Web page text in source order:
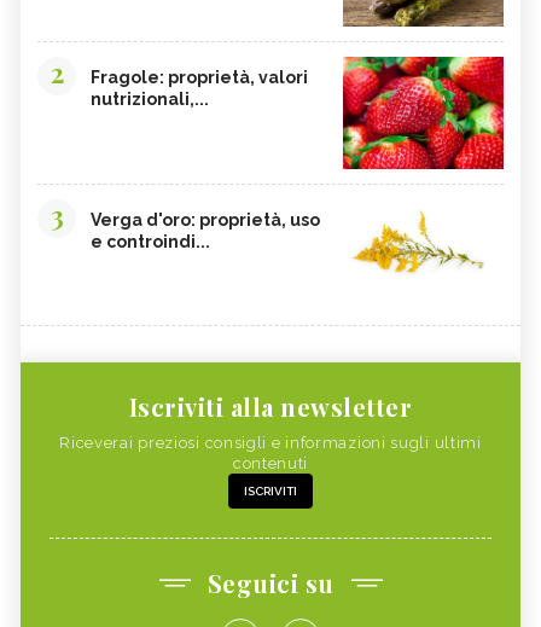
2
Fragole: proprietà, valori
nutrizionali,...
3
Verga d'oro: proprietà, uso
e controindi...
Iscriviti alla newsletter
Riceverai preziosi consigli e informazioni sugli ultimi
contenuti
ISCRIVITI
Seguici su